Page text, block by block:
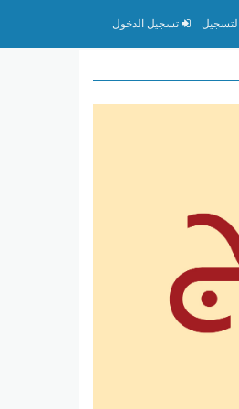
التسجيل تسجيل الدخول